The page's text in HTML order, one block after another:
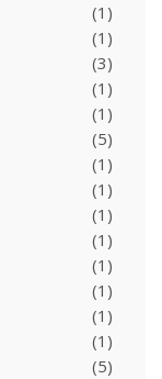
(1)
(1)
(3)
(1)
(1)
(5)
(1)
(1)
(1)
(1)
(1)
(1)
(1)
(1)
(5)